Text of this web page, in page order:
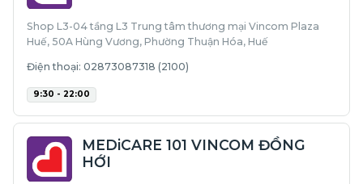
Shop L3-04 tầng L3 Trung tâm thương mại Vincom Plaza
Huế, 50A Hùng Vương, Phường Thuận Hóa, Huế
Điện thoại: 02873087318 (2100)
9:30 - 22:00
MEDiCARE 101 VINCOM ĐỒNG
HỚI